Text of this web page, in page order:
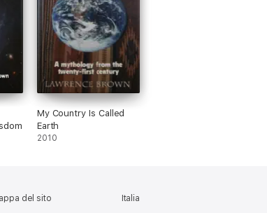
My Country Is Called
Earth
2010
Italia
del sito